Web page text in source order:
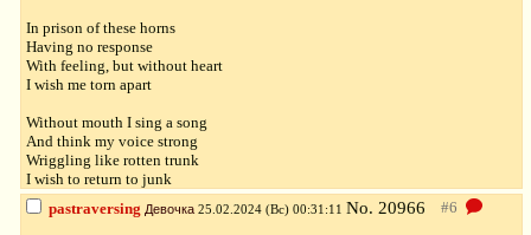
In prison of these horns
Having no response
With feeling, but without heart
I wish me torn apart
Without mouth I sing a song
And think my voice strong
Wriggling like rotten trunk
I wish to return to junk
pastraversing Девочка 25.02.2024 (Вс) 00:31:11 No. 20966